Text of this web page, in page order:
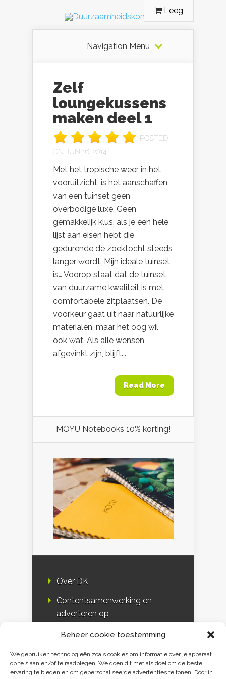
Beheer cookie toestemming
We gebruiken technologieën zoals cookies om informatie over je apparaat
op te slaan en/of te raadplegen. We doen dit met als doel om de beste
ervaring te bieden en om gepersonaliseerde advertenties te tonen. Door in
Leeg
Navigation Menu
Zelf
loungekussens
maken deel 1
POSTED
ON JUN 16, 2014
Met het tropische weer in het
vooruitzicht, is het aanschaffen
van een tuinset geen
overbodige luxe. Geen
gemakkelijk klus, als je een hele
lijst aan eisen hebt die
gedurende de zoektocht steeds
langer wordt. Mijn ideale tuinset
is… Voorop staat dat de tuinset
van duurzame kwaliteit is met
comfortabele zitplaatsen. De
voorkeur gaat uit naar natuurlijke
materialen, maar het oog wil
ook wat. Als alle wensen
afgevinkt zijn, blijft...
Read More
MOYU Notebooks 10% korting!
Over DK
Contentsamenwerking en
adverteren op
DK & media